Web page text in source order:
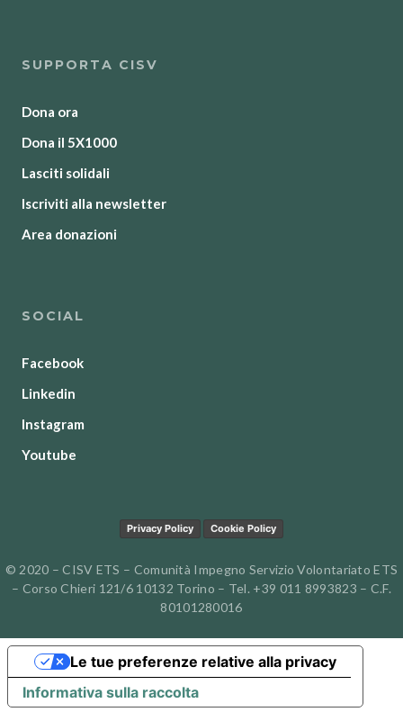
SUPPORTA CISV
Dona ora
Dona il 5X1000
Lasciti solidali
Iscriviti alla newsletter
Area donazioni
SOCIAL
Facebook
Linkedin
Instagram
Youtube
Privacy Policy Cookie Policy
© 2020 – CISV ETS – Comunità Impegno Servizio Volontariato ETS
– Corso Chieri 121/6 10132 Torino – Tel. +39 011 8993823 – C.F.
80101280016
Informativa sulla raccolta
Le tue preferenze relative alla privacy